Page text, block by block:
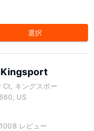
選択
Kingsport
キングスポー
US
1008 レビュー